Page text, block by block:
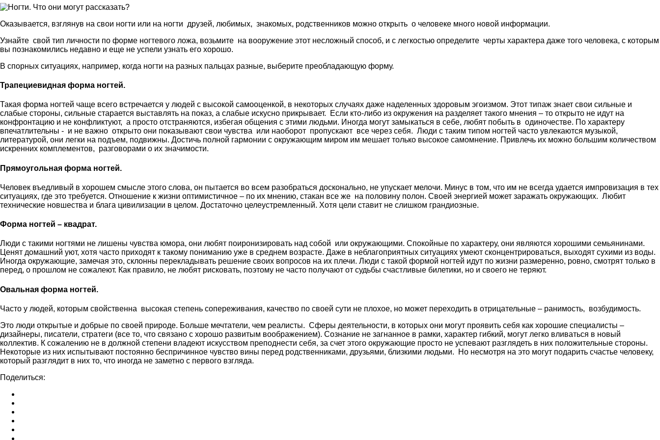
Оказывается, взглянув на свои ногти или на ногти друзей, любимых, знакомых, родственников можно открыть о человеке много новой информации.
Узнайте свой тип личности по форме ногтевого ложа, возьмите на вооружение этот несложный способ, и с легкостью определите черты характера даже того человека, с которым
вы познакомились недавно и еще не успели узнать его хорошо.
В спорных ситуациях, например, когда ногти на разных пальцах разные, выберите преобладающую форму.
Трапециевидная форма ногтей.
Такая форма ногтей чаще всего встречается у людей с высокой самооценкой, в некоторых случаях даже наделенных здоровым эгоизмом. Этот типаж знает свои сильные и
слабые стороны, сильные старается выставлять на показ, а слабые искусно прикрывает. Если кто-либо из окружения на разделяет такого мнения – то открыто не идут на
конфронтацию и не конфликтуют, а просто отстраняются, избегая общения с этими людьми. Иногда могут замыкаться в себе, любят побыть в одиночестве. По характеру
впечатлительны - и не важно открыто они показывают свои чувства или наоборот пропускают все через себя. Люди с таким типом ногтей часто увлекаются музыкой,
литературой, они легки на подъем, подвижны. Достичь полной гармонии с окружающим миром им мешает только высокое самомнение. Привлечь их можно большим количеством
искренних комплементов, разговорами о их значимости.
Прямоугольная форма ногтей.
Человек въедливый в хорошем смысле этого слова, он пытается во всем разобраться досконально, не упускает мелочи. Минус в том, что им не всегда удается импровизация в тех
ситуациях, где это требуется. Отношение к жизни оптимистичное – по их мнению, стакан все же на половину полон. Своей энергией может заражать окружающих. Любит
технические новшества и блага цивилизации в целом. Достаточно целеустремленный. Хотя цели ставит не слишком грандиозные.
Форма ногтей – квадрат.
Люди с такими ногтями не лишены чувства юмора, они любят поиронизировать над собой или окружающими. Спокойные по характеру, они являются хорошими семьянинами.
Ценят домашний уют, хотя часто приходят к такому пониманию уже в среднем возрасте. Даже в неблагоприятных ситуациях умеют сконцентрироваться, выходят сухими из воды.
Иногда окружающие, замечая это, склонны перекладывать решение своих вопросов на их плечи. Люди с такой формой ногтей идут по жизни размеренно, ровно, смотрят только в
перед, о прошлом не сожалеют. Как правило, не любят рисковать, поэтому не часто получают от судьбы счастливые билетики, но и своего не теряют.
Овальная форма ногтей.
Часто у людей, которым свойственна высокая степень сопереживания, качество по своей сути не плохое, но может переходить в отрицательные – ранимость, возбудимость.
Это люди открытые и добрые по своей природе. Больше мечтатели, чем реалисты. Сферы деятельности, в которых они могут проявить себя как хорошие специалисты –
дизайнеры, писатели, стратеги (все то, что связано с хорошо развитым воображением). Сознание не загнанное в рамки, характер гибкий, могут легко вливаться в новый
коллектив. К сожалению не в должной степени владеют искусством преподнести себя, за счет этого окружающие просто не успевают разглядеть в них положительные стороны.
Некоторые из них испытывают постоянно беспричинное чувство вины перед родственниками, друзьями, близкими людьми. Но несмотря на это могут подарить счастье человеку,
который разглядит в них то, что иногда не заметно с первого взгляда.
Поделиться: